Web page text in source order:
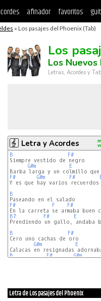
afinador favoritos
» Los pasajes del Phoenix (Tab)
Los
Los
Letras, Acordes y
Letra y Acordes
B
F#
Siempre vestido de negro
G#m
E
F#
G#m F#
Y es que hay varios
B
F#
F F#
B7
F# E
Prendiendo un gallo, andaba
B
F#
Cero uno cachas de oro
G#m
E
B
F# G#m
Letra de Los pasajes del Phoenix